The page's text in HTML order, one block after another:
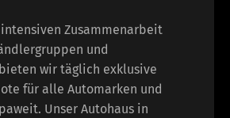
Zusammenarbeit
und
wir täglich exklusive
für alle Automarken und
Unser Autohaus in